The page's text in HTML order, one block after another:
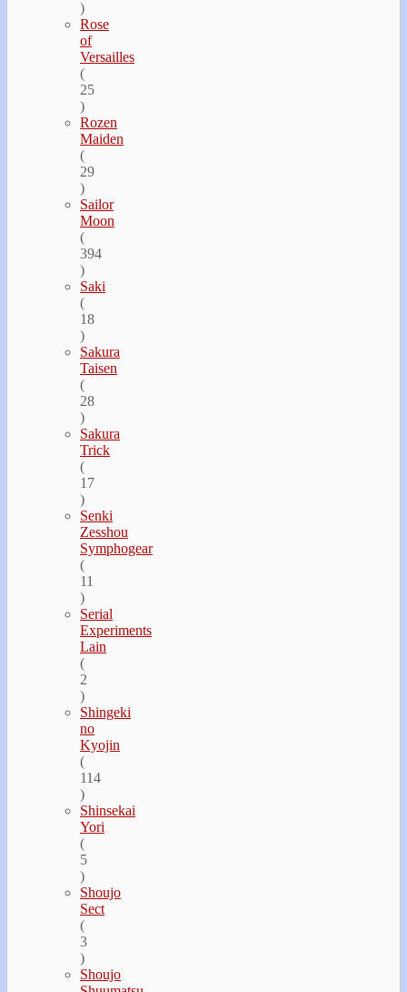
)
Rose
of
Versailles
(
25
)
Rozen
Maiden
(
29
)
Sailor
Moon
(
394
)
Saki
(
18
)
Sakura
Taisen
(
28
)
Sakura
Trick
(
17
)
Senki
Zesshou
Symphogear
(
11
)
Serial
Experiments
Lain
(
2
)
Shingeki
no
Kyojin
(
114
)
Shinsekai
Yori
(
5
)
Shoujo
Sect
(
3
)
Shoujo